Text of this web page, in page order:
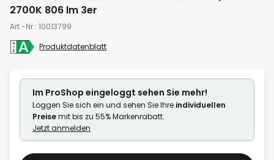
der
springen
2700K 806 lm 3er
Art.-Nr. 10013799
Produktdatenblatt
Im ProShop eingeloggt sehen Sie mehr!
Loggen Sie sich ein und sehen Sie Ihre individuellen
Preisemit bis zu 55% Markenrabatt.
Jetzt anmelden